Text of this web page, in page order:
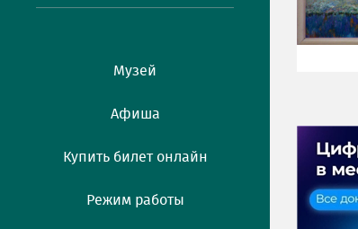
Музей
Афиша
Купить билет онлайн
Режим работы